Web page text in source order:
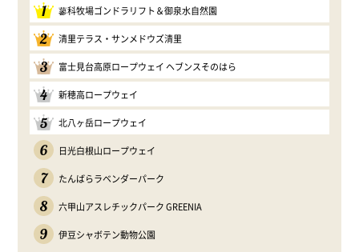
1 蓼科牧場ゴンドラリフト＆御泉水自然園
2 清里テラス・サンメドウズ清里
3 富士見台高原ロープウェイ ヘブンスそのはら
4 新穂高ロープウェイ
5 北八ヶ岳ロープウェイ
6 日光白根山ロープウェイ
7 たんばらラベンダーパーク
8 六甲山アスレチックパーク GREENIA
9 伊豆シャボテン動物公園